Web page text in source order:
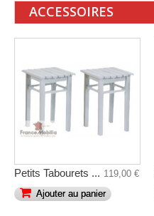
ACCESSOIRES
Petits Tabourets ... 119,00 €
Ajouter au panier